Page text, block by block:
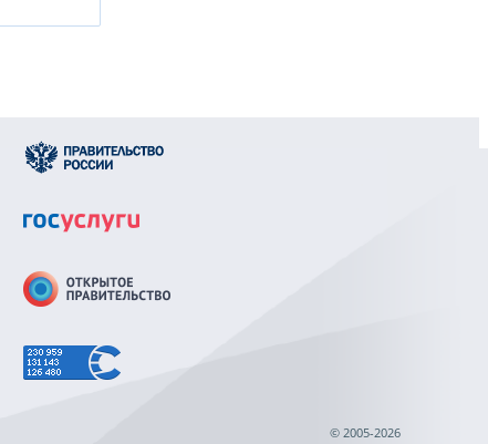
© 2005-2026